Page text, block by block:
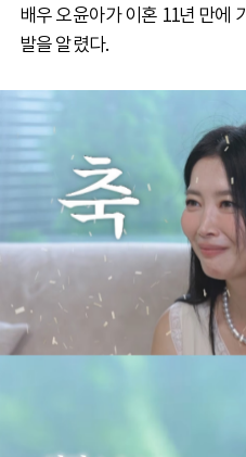
배우 오윤아가 이혼 11년 만에
발을 알렸다.